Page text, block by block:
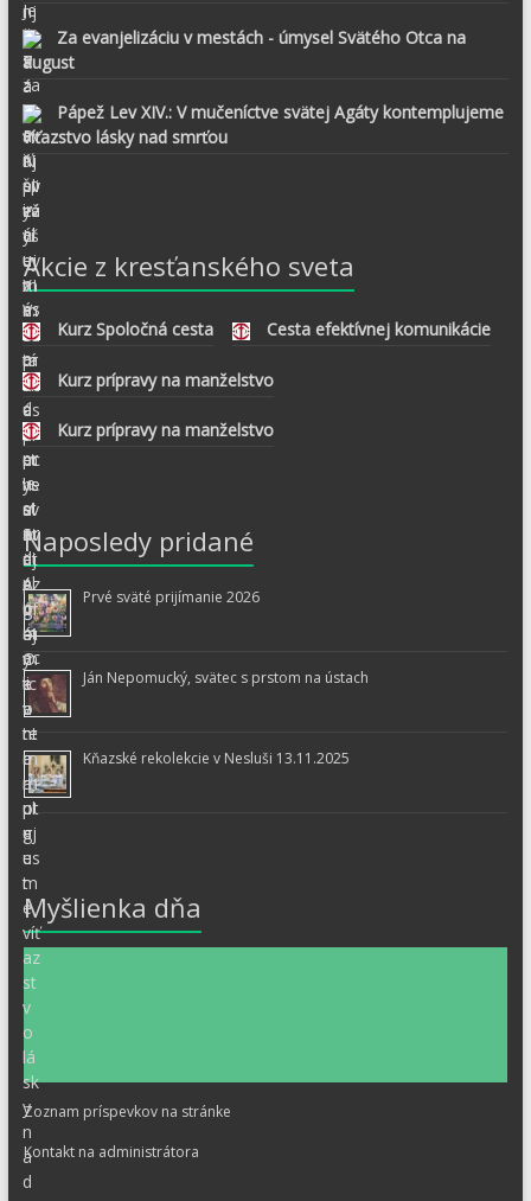
Za evanjelizáciu v mestách - úmysel Svätého Otca na
august
Pápež Lev XIV.: V mučeníctve svätej Agáty kontemplujeme
víťazstvo lásky nad smrťou
Akcie z kresťanského sveta
Kurz Spoločná cesta Cesta efektívnej komunikácie
Kurz prípravy na manželstvo
Kurz prípravy na manželstvo
Naposledy pridané
Prvé sväté prijímanie 2026
Ján Nepomucký, svätec s prstom na ústach
Kňazské rekolekcie v Nesluši 13.11.2025
Myšlienka dňa
Zoznam príspevkov na stránke
Kontakt na administrátora